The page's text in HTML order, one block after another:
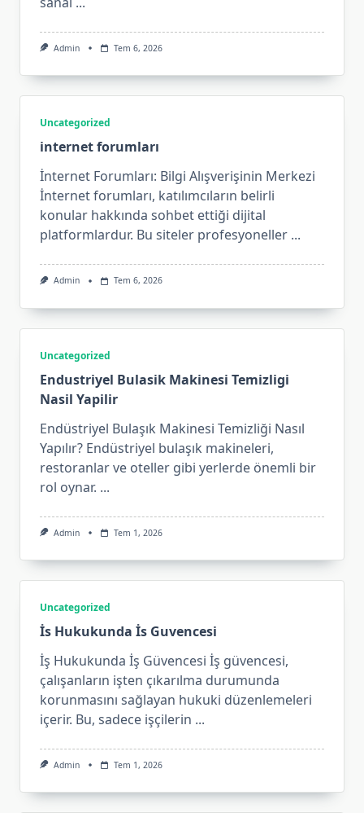
Admin Tem 6, 2026
Uncategorized
internet forumları
İnternet Forumları: Bilgi Alışverişinin Merkezi
İnternet forumları, katılımcıların belirli
konular hakkında sohbet ettiği dijital
platformlardur. Bu siteler profesyoneller ...
Admin Tem 6, 2026
Uncategorized
Endustriyel Bulasik Makinesi Temizligi
Nasil Yapilir
Endüstriyel Bulaşık Makinesi Temizliği Nasıl
Yapılır? Endüstriyel bulaşık makineleri,
restoranlar ve oteller gibi yerlerde önemli bir
rol oynar. ...
Admin Tem 1, 2026
Uncategorized
İs Hukukunda İs Guvencesi
İş Hukukunda İş Güvencesi İş güvencesi,
çalışanların işten çıkarılma durumunda
korunmasını sağlayan hukuki düzenlemeleri
içerir. Bu, sadece işçilerin ...
Admin Tem 1, 2026